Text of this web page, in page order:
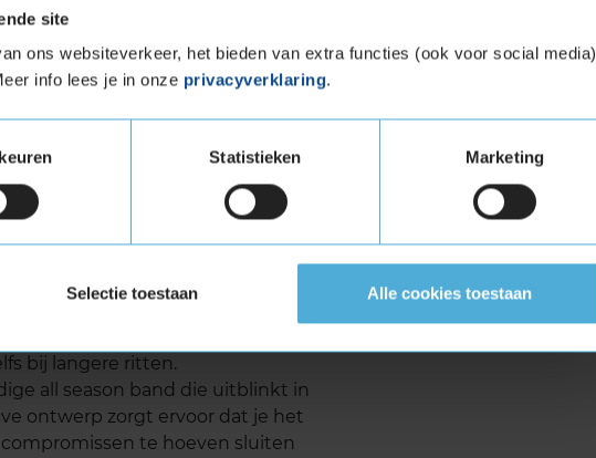
site
ons websiteverkeer, het bieden van extra functies (ook voor social media)
info lees je in onze privacyverklaring.
Statistieken Marketing
Selectie toestaan Alle cookies toestaan
levensduur, wat deels te danken
Volgens onafhankelijke
band zijn goede prestaties
tot 50.000 kilometer,
en stille rijervaring. Door het
een minimum beperkt, wat
bij langere ritten.
all season band die uitblinkt in
ontwerp zorgt ervoor dat je het
te hoeven sluiten